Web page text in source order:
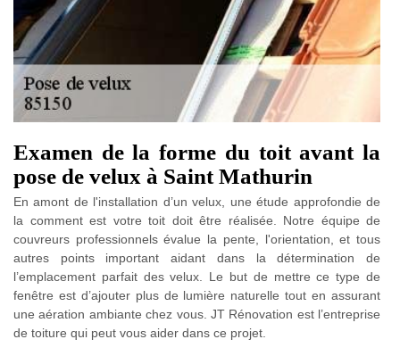
Examen de la forme du toit avant la
pose de velux à Saint Mathurin
En amont de l'installation d’un velux, une étude approfondie de
la comment est votre toit doit être réalisée. Notre équipe de
couvreurs professionnels évalue la pente, l'orientation, et tous
autres points important aidant dans la détermination de
l’emplacement parfait des velux. Le but de mettre ce type de
fenêtre est d’ajouter plus de lumière naturelle tout en assurant
une aération ambiante chez vous. JT Rénovation est l’entreprise
de toiture qui peut vous aider dans ce projet.